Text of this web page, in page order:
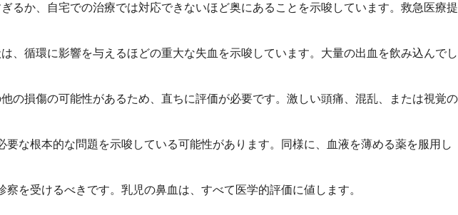
るか、自宅での治療では対応できないほど奥にあることを示唆しています。救急医療提
循環に影響を与えるほどの重大な失血を示唆しています。大量の出血を飲み込んでし
の損傷の可能性があるため、直ちに評価が必要です。激しい頭痛、混乱、または視覚の
な根本的な問題を示唆している可能性があります。同様に、血液を薄める薬を服用し
を受けるべきです。乳児の鼻血は、すべて医学的評価に値します。